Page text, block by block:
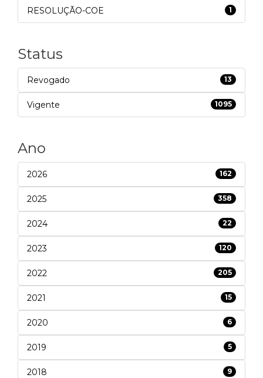
RESOLUÇÃO-COE 1
Status
Revogado 13
Vigente 1095
Ano
2026 162
2025 358
2024 22
2023 120
2022 205
2021 15
2020 6
2019 5
2018 9